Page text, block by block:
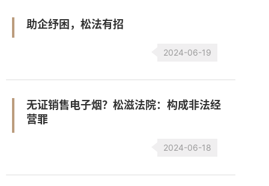
助企纾困，松法有招
2024-06-19
无证销售电子烟？松滋法院：构成非法经
营罪
2024-06-18